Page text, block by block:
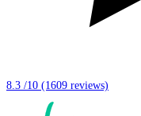
8.3 /10 (1609 reviews)